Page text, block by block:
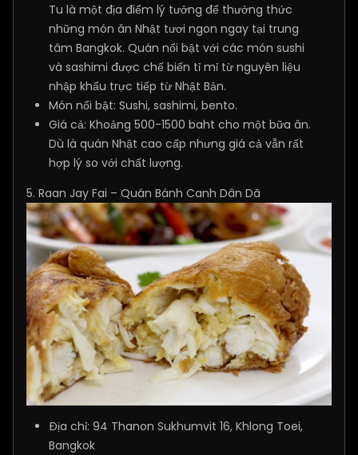
Tu là một địa điểm lý tưởng để thưởng thức
những món ăn Nhật tươi ngon ngay tại trung
tâm Bangkok. Quán nổi bật với các món sushi
và sashimi được chế biến tỉ mỉ từ nguyên liệu
nhập khẩu trực tiếp từ Nhật Bản.
Món nổi bật: Sushi, sashimi, bento.
Giá cả: Khoảng 500-1500 baht cho một bữa ăn.
Dù là quán Nhật cao cấp nhưng giá cả vẫn rất
hợp lý so với chất lượng.
5. Raan Jay Fai – Quán Bánh Canh Dân Dã
Địa chỉ: 94 Thanon Sukhumvit 16, Khlong Toei,
Bangkok